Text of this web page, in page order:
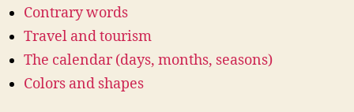
Contrary words
Travel and tourism
The calendar (days, months, seasons)
Colors and shapes